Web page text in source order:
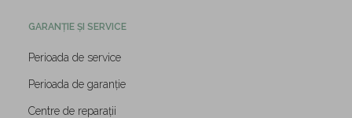
GARANȚIE ȘI SERVICE
Perioada de service
Perioada de garanție
Centre de reparații